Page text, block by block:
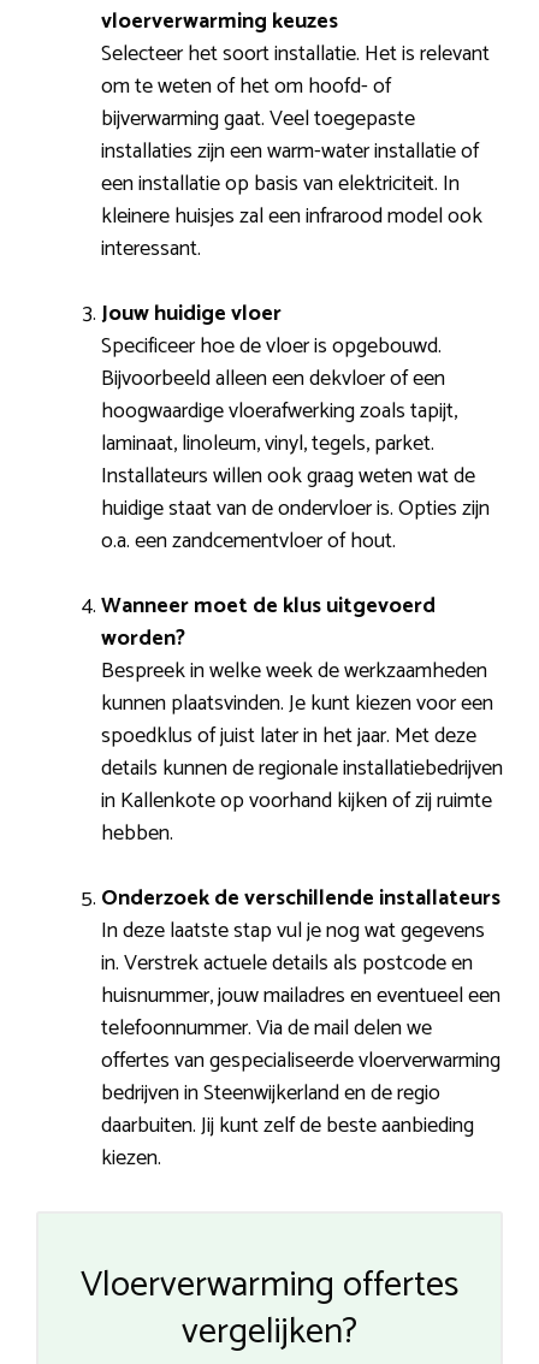
vloerverwarming keuzes
Selecteer het soort installatie. Het is relevant
om te weten of het om hoofd- of
bijverwarming gaat. Veel toegepaste
installaties zijn een warm-water installatie of
een installatie op basis van elektriciteit. In
kleinere huisjes zal een infrarood model ook
interessant.
Jouw huidige vloer
Specificeer hoe de vloer is opgebouwd.
Bijvoorbeeld alleen een dekvloer of een
hoogwaardige vloerafwerking zoals tapijt,
laminaat, linoleum, vinyl, tegels, parket.
Installateurs willen ook graag weten wat de
huidige staat van de ondervloer is. Opties zijn
o.a. een zandcementvloer of hout.
Wanneer moet de klus uitgevoerd
worden?
Bespreek in welke week de werkzaamheden
kunnen plaatsvinden. Je kunt kiezen voor een
spoedklus of juist later in het jaar. Met deze
details kunnen de regionale installatiebedrijven
in Kallenkote op voorhand kijken of zij ruimte
hebben.
Onderzoek de verschillende installateurs
In deze laatste stap vul je nog wat gegevens
in. Verstrek actuele details als postcode en
huisnummer, jouw mailadres en eventueel een
telefoonnummer. Via de mail delen we
offertes van gespecialiseerde vloerverwarming
bedrijven in Steenwijkerland en de regio
daarbuiten. Jij kunt zelf de beste aanbieding
kiezen.
Vloerverwarming offertes
vergelijken?